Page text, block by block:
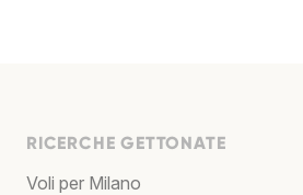
RICERCHE GETTONATE
Voli per Milano